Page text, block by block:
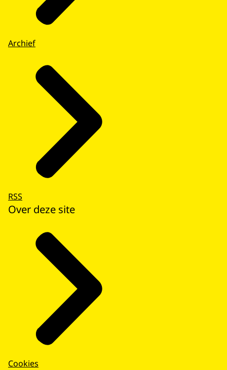
Archief
RSS
Over deze site
Cookies